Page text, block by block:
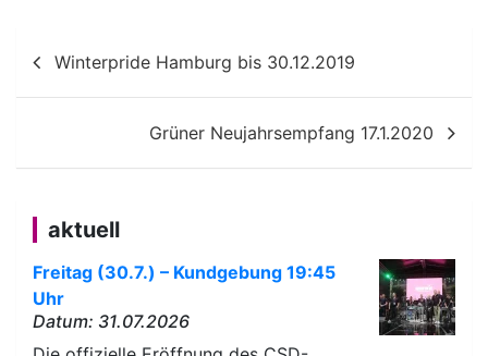
Beitragsnavigation
Winterpride Hamburg bis 30.12.2019
Grüner Neujahrsempfang 17.1.2020
aktuell
Freitag (30.7.) – Kundgebung 19:45
Uhr
Datum: 31.07.2026